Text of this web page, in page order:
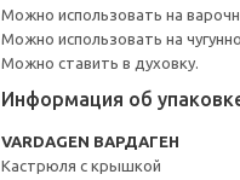
Можно использовать на
Можно использовать на
Можно ставить в духовку.
Информация об
VARDAGEN ВАРДАГЕН
Кастрюля с крышкой